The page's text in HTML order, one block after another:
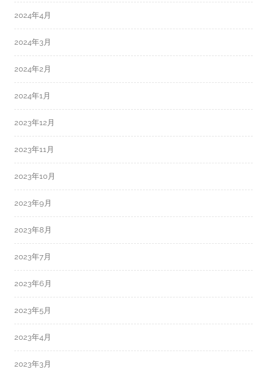
2024年4月
2024年3月
2024年2月
2024年1月
2023年12月
2023年11月
2023年10月
2023年9月
2023年8月
2023年7月
2023年6月
2023年5月
2023年4月
2023年3月